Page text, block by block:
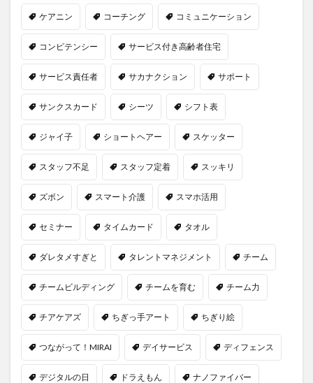
ケアニン コーチング コミュニケーション
コンピテンシー サービス付き高齢者住宅
サービス責任者 サカナクション サポート
サンクスカード シーツ シフト表
ジャイ子 ショートヘアー スケッター
スタッフ不足 スタッフ定着 スッキリ
ズボン スマート介護 スマホ活用
セミナー タイムカード タオル
ダレタメすぎと タレントマネジメント チーム
チームビルディング チームを育む チーム力
チアケアズ ちぎっ手アート ちぎり絵
つながって！MIRAI デイサービス ディフェンス
デジタルの日 ドラえもん ナノファイバー
ハレルベースアリマツ
パンツ
ハンドクリーム
ハンドソープ
ビジネスマインド
ビジネス哲学
ひび
髪色
検索